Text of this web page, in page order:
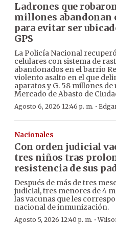
Ladrones que
millones abandonan
para evitar ser
GPS
La Policía Nacional
celulares con sistema de
abandonados en el barrio
violento asalto en el que
aparatos y G. 58 millones
Mercado de Abasto de
Agosto 6, 2026 12:46 p. m. ·
Nacionales
Con orden judicial
tres niños tras
resistencia de sus
Después de más de tres
judicial, tres menores de 4
las vacunas que les
nacional de inmunización.
Agosto 5, 2026 12:40 p. m. ·